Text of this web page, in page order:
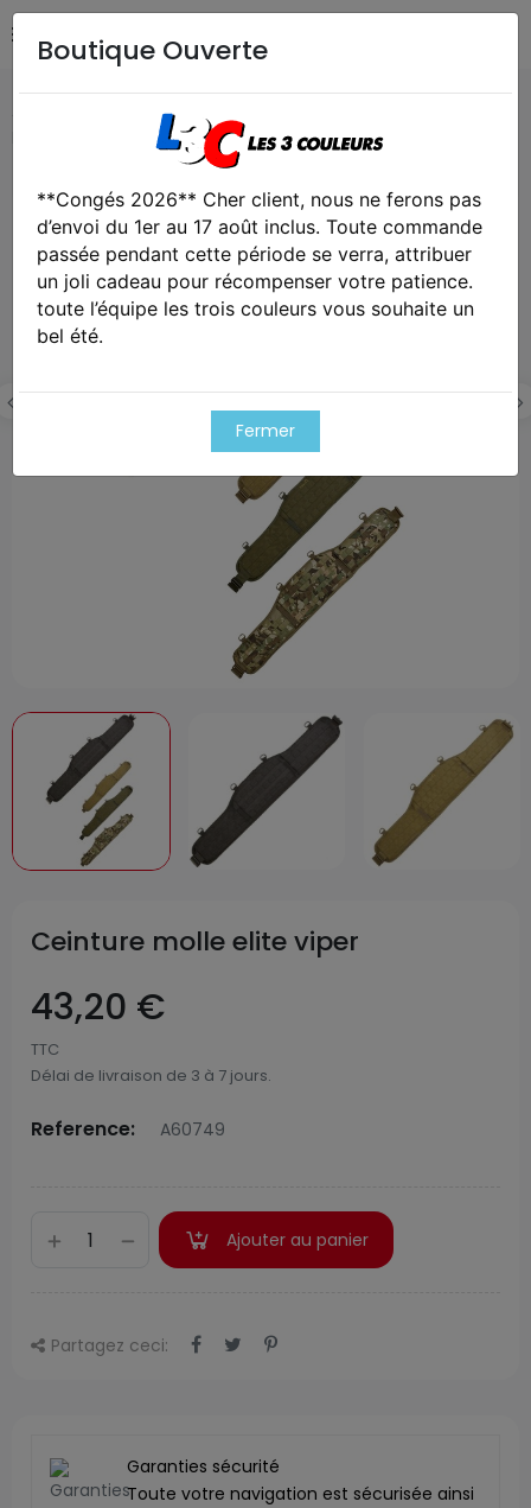
Airsoft / Paintball
Ceinture molle elite viper
Exclusivité web !
Ceinture molle elite viper
43,20 €
TTC
Délai de livraison de 3 à 7 jours.
Reference: A60749
Ajouter au panier
Partagez ceci:
Garanties sécurité
Toute votre navigation est sécurisée ainsi
Boutique Ouverte
**Congés 2026** Cher client, nous ne ferons pas
d’envoi du 1er au 17 août inclus. Toute commande
passée pendant cette période se verra, attribuer
un joli cadeau pour récompenser votre patience.
toute l’équipe les trois couleurs vous souhaite un
bel été.
Fermer